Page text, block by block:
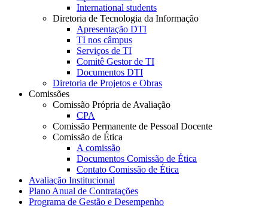
International students
Diretoria de Tecnologia da Informação
Apresentação DTI
TI nos câmpus
Serviços de TI
Comitê Gestor de TI
Documentos DTI
Diretoria de Projetos e Obras
Comissões
Comissão Própria de Avaliação
CPA
Comissão Permanente de Pessoal Docente
Comissão de Ética
A comissão
Documentos Comissão de Ética
Contato Comissão de Ética
Avaliação Institucional
Plano Anual de Contratações
Programa de Gestão e Desempenho